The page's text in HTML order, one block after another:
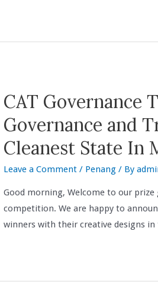
Dengan
Ekonomi,
Reformasikan
Dan
Membebaskan
Daya
CAT Governance
Governance and
Cleanest State In
Leave a Comment / Penang / By
Good morning, Welcome to our
competition. We are happy to
winners with their creative designs